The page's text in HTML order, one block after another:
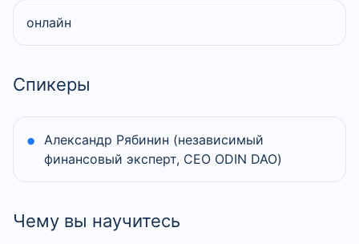
онлайн
Спикеры
Александр Рябинин (независимый
финансовый эксперт, CEO ODIN DAO)
Чему вы научитесь